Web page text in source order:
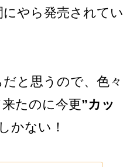
やら発売されてい
と思うので、色々
たのに今更”カッ
かない！